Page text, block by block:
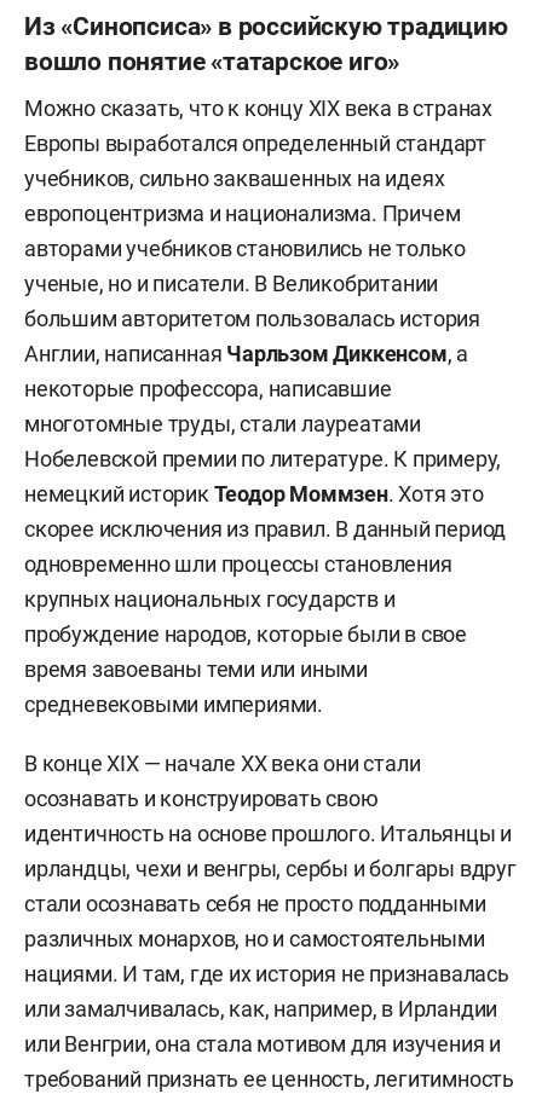
Из «Синопсиса» в российскую традицию
вошло понятие «татарское иго»
Можно сказать, что к концу XIX века в странах
Европы выработался определенный стандарт
учебников, сильно заквашенных на идеях
европоцентризма и национализма. Причем
авторами учебников становились не только
ученые, но и писатели. В Великобритании
большим авторитетом пользовалась история
Англии, написанная Чарльзом Диккенсом, а
некоторые профессора, написавшие
многотомные труды, стали лауреатами
Нобелевской премии по литературе. К примеру,
немецкий историкТеодор Моммзен. Хотя это
скорее исключения из правил. В данный период
одновременно шли процессы становления
крупных национальных государств и
пробуждение народов, которые были в свое
время завоеваны теми или иными
средневековыми империями.
В конце XIX — начале XX века они стали
осознавать и конструировать свою
идентичность на основе прошлого. Итальянцы и
ирландцы, чехи и венгры, сербы и болгары вдруг
стали осознавать себя не просто подданными
различных монархов, но и самостоятельными
нациями. И там, где их история не признавалась
или замалчивалась, как, например, в Ирландии
или Венгрии, она стала мотивом для изучения и
требований признать ее ценность, легитимность